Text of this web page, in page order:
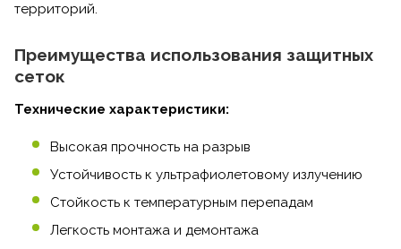
территорий.
Преимущества использования защитных
сеток
Технические характеристики:
Высокая прочность на разрыв
Устойчивость к ультрафиолетовому излучению
Стойкость к температурным перепадам
Легкость монтажа и демонтажа